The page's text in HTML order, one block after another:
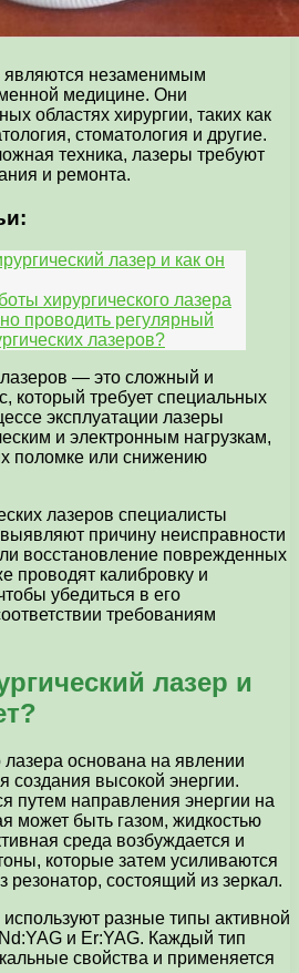
являются незаменимым
медицине. Они
областях хирургии, таких как
стоматология и другие.
техника, лазеры требуют
и ремонта.
лазер и как он
хирургического лазера
проводить регулярный
лазеров?
лазеров — это сложный и
который требует специальных
эксплуатации лазеры
и электронным нагрузкам,
поломке или снижению
лазеров специалисты
выявляют причину неисправности
восстановление поврежденных
проводят калибровку и
убедиться в его
требованиям
лазер и
лазера основана на явлении
создания высокой энергии.
путем направления энергии на
может быть газом, жидкостью
среда возбуждается и
которые затем усиливаются
резонатор, состоящий из зеркал.
разные типы активной
и Er:YAG. Каждый тип
свойства и применяется